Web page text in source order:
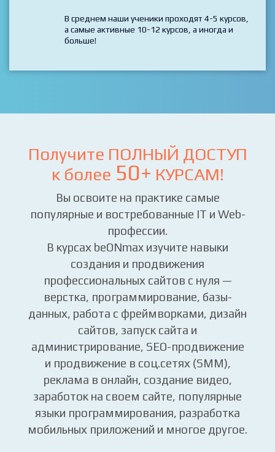
В среднем наши ученики проходят 4-5 курсов,
а самые активные 10-12 курсов, а иногда и
больше!
Получите ПОЛНЫЙ ДОСТУП
к более 50+ КУРСАМ!
Вы освоите на практике самые
популярные и востребованные IT и Web-
профессии.
В курсах beONmax изучите навыки
создания и продвижения
профессиональных сайтов с нуля —
верстка, программирование, базы-
данных, работа с фреймворками, дизайн
сайтов, запуск сайта и
администрирование, SEO-продвижение
и продвижение в соц.сетях (SMM),
реклама в онлайн, создание видео,
заработок на своем сайте, популярные
языки программирования, разработка
мобильных приложений и многое другое.